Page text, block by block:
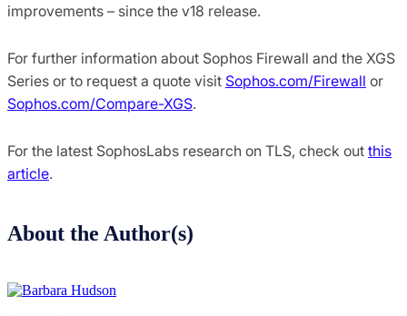
improvements – since the v18 release.
For further information about Sophos Firewall and the XGS
Series or to request a quote visit Sophos.com/Firewall or
Sophos.com/Compare-XGS.
For the latest SophosLabs research on TLS, check out this
article.
About the Author(s)